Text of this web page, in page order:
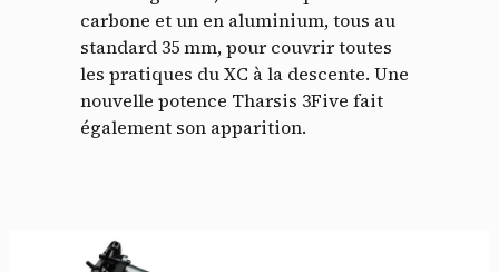
carbone et un en aluminium, tous au
standard 35 mm, pour couvrir toutes
les pratiques du XC à la descente. Une
nouvelle potence Tharsis 3Five fait
également son apparition.